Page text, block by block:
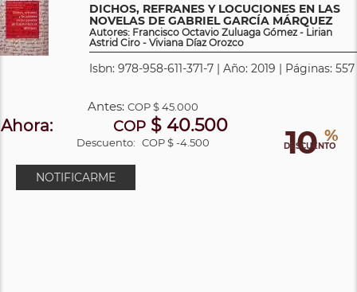
DICHOS, REFRANES Y LOCUCIONES EN LAS
NOVELAS DE GABRIEL GARCÍA MÁRQUEZ
Autores: Francisco Octavio Zuluaga Gómez - Lirian
Astrid Ciro - Viviana Díaz Orozco
Isbn: 978-958-611-371-7 | Año: 2019 | Páginas: 557
10 %
DESCUENTO
Antes: COP$ 45.000
Ahora: COP $ 40.500
Descuento: COP $ -4.500
NOTIFICARME